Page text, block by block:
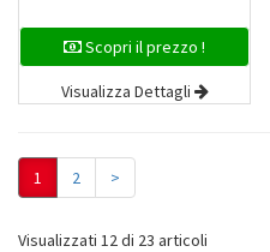
Scopri il prezzo !
Visualizza Dettagli
1 2 >
Visualizzati 12 di 23 articoli